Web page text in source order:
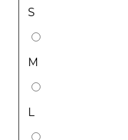
S
M
L